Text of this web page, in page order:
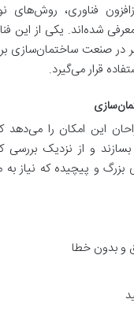
فناوری، روش‌های
شده‌اند. یکی از این
صنعت ساختمان‌سازی
قرار می‌گیرد.
این امکان را می‌دهد
و از نزدیک بررسی
و پیچیده که نیاز به
بدون خطا